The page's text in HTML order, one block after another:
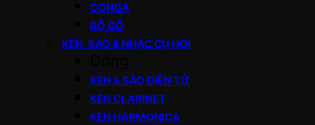
CONGA
BỘ GÕ
KÈN, SÁO & NHẠC CỤ HƠI
KÈN & SÁO ĐIỆN TỬ
KÈN CLARINET
KÈN HARMONICA